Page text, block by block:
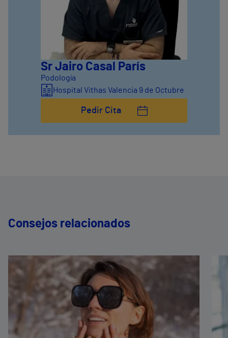
Sr Jairo Casal París
Podología
Hospital Vithas Valencia 9 de Octubre
Pedir Cita
Consejos relacionados